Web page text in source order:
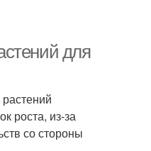
для
роста, из-за
со стороны